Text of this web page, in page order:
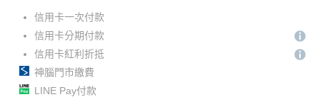
信用卡一次付款
信用卡分期付款
信用卡紅利折抵
神腦門市繳費
LINE Pay付款